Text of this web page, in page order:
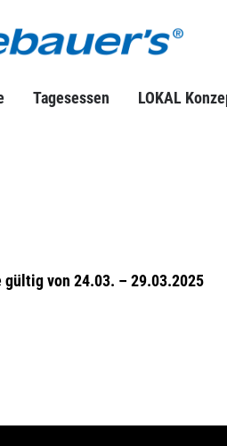
Tagesessen LOKAL
gültig von 24.03. – 29.03.2025